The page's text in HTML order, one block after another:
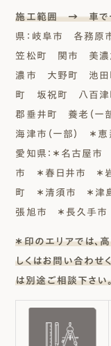
施工範囲 → 車で一
県：岐阜市 各務
笠松町 関市 美濃
濃市 大野町 池田
町 坂祝町 八百
郡垂井町 養老（
海津市（一部） ＊
愛知県：＊名古屋
市 ＊春日井市
町 ＊清須市 ＊津
張旭市 ＊長久手市
＊印のエリアでは、
しくはお問い合わせ
は別途ご相談下さい